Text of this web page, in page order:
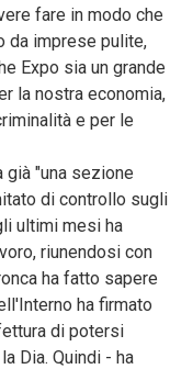
fare in modo che
da imprese pulite,
Expo sia un grande
la nostra economia,
e per le
già "una sezione
di controllo sugli
ultimi mesi ha
riunendosi con
ha fatto sapere
ha firmato
di potersi
Dia. Quindi - ha